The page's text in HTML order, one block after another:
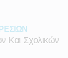
Και Σχολικών